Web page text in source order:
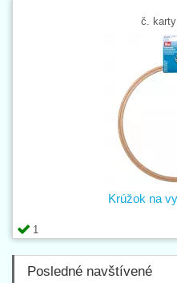
č.
1
Krúžok na
Posledné navštívené